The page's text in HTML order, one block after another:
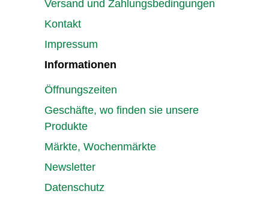
Versand und Zahlungsbedingungen
Kontakt
Impressum
Informationen
Öffnungszeiten
Geschäfte, wo finden sie unsere
Produkte
Märkte, Wochenmärkte
Newsletter
Datenschutz